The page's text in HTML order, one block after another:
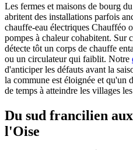
Les fermes et maisons de bourg
abritent des installations parfois
chauffe-eau électriques Chaufféo
pompes à chaleur cohabitent. Sur
détecte tôt un corps de chauffe
ou un circulateur qui faiblit. Notre
d'anticiper les défauts avant la
la commune est éloignée et qu'un
de temps à atteindre les villages
Du sud francilien
l'Oise